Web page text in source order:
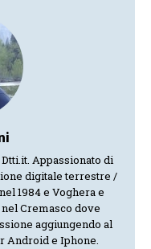
Appassionato di
digitale terrestre /
1984 e Voghera e
Cremasco dove
aggiungendo al
Android e Iphone.